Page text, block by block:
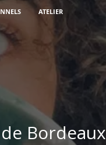
ATELIER
Bordeaux